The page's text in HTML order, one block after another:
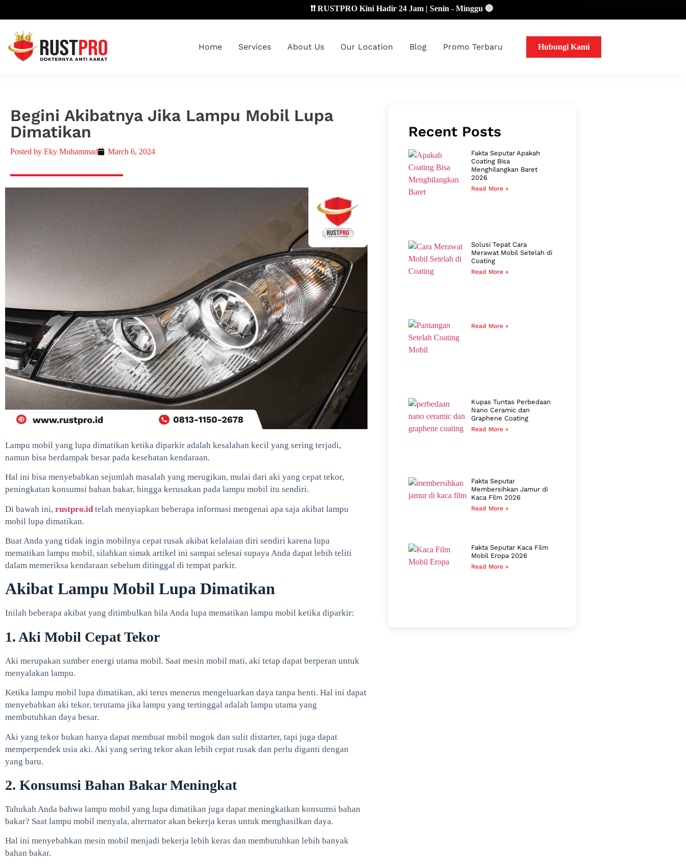
❗❗ RUSTPRO Kini Hadir 24 Jam | Senin - Minggu 🔴
Home Services About Us Our Location Blog Promo Terbaru Hubungi Kami
Begini Akibatnya Jika Lampu Mobil Lupa
Dimatikan
Posted by Eky Muhammad March 6, 2024
Lampu mobil yang lupa dimatikan ketika diparkir adalah kesalahan kecil yang sering terjadi,
namun bisa berdampak besar pada kesehatan kendaraan.
Hal ini bisa menyebabkan sejumlah masalah yang merugikan, mulai dari aki yang cepat tekor,
peningkatan konsumsi bahan bakar, hingga kerusakan pada lampu mobil itu sendiri.
Di bawah ini, rustpro.id telah menyiapkan beberapa informasi mengenai apa saja akibat lampu
mobil lupa dimatikan.
Buat Anda yang tidak ingin mobilnya cepat rusak akibat kelalaian diri sendiri karena lupa
mematikan lampu mobil, silahkan simak artikel ini sampai selesai supaya Anda dapat lebih teliti
dalam memeriksa kendaraan sebelum ditinggal di tempat parkir.
Akibat Lampu Mobil Lupa Dimatikan
Inilah beberapa akibat yang ditimbulkan bila Anda lupa mematikan lampu mobil ketika diparkir:
1. Aki Mobil Cepat Tekor
Aki merupakan sumber energi utama mobil. Saat mesin mobil mati, aki tetap dapat berperan untuk
menyalakan lampu.
Ketika lampu mobil lupa dimatikan, aki terus menerus mengeluarkan daya tanpa henti. Hal ini dapat
menyebabkan aki tekor, terutama jika lampu yang tertinggal adalah lampu utama yang
membutuhkan daya besar.
Aki yang tekor bukan hanya dapat membuat mobil mogok dan sulit distarter, tapi juga dapat
memperpendek usia aki. Aki yang sering tekor akan lebih cepat rusak dan perlu diganti dengan
yang baru.
2. Konsumsi Bahan Bakar Meningkat
Tahukah Anda bahwa lampu mobil yang lupa dimatikan juga dapat meningkatkan konsumsi bahan
bakar? Saat lampu mobil menyala, alternator akan bekerja keras untuk menghasilkan daya.
Hal ini menyebabkan mesin mobil menjadi bekerja lebih keras dan membutuhkan lebih banyak
bahan bakar.
Recent Posts
Fakta Seputar Apakah
Coating Bisa
Menghilangkan Baret
2026
Read More »
Solusi Tepat Cara
Merawat Mobil Setelah di
Coating
Read More »
Read More »
Kupas Tuntas Perbedaan
Nano Ceramic dan
Graphene Coating
Read More »
Fakta Seputar
Membersihkan Jamur di
Kaca Film 2026
Read More »
Fakta Seputar Kaca Film
Mobil Eropa 2026
Read More »